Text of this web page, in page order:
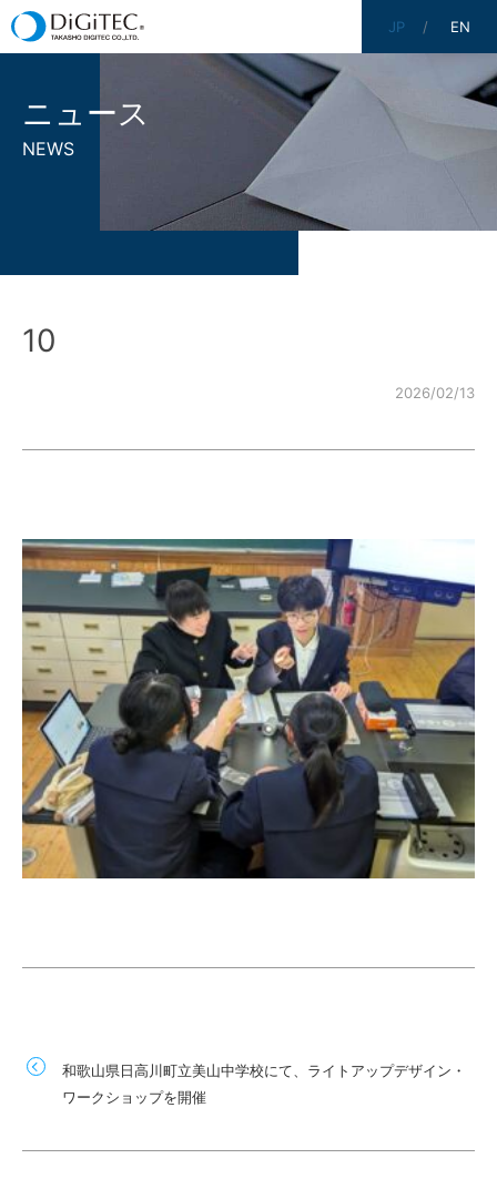
JP EN
ニュース
NEWS
10
2026/02/13
和歌山県日高川町立美山中学校にて、ライトアップデザイン・
ワークショップを開催